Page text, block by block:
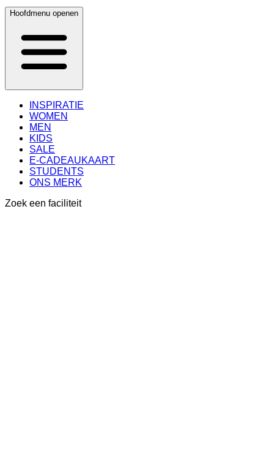
Hoofdmenu openen
INSPIRATIE
WOMEN
MEN
KIDS
SALE
E-CADEAUKAART
STUDENTS
ONS MERK
Zoek een faciliteit